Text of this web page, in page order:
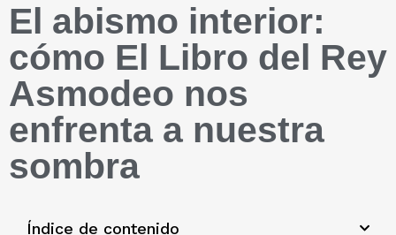
El abismo interior:
cómo El Libro del Rey
Asmodeo nos
enfrenta a nuestra
sombra
Índice de contenido